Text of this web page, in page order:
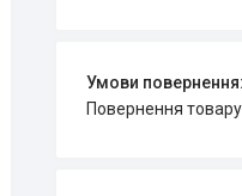
повернення